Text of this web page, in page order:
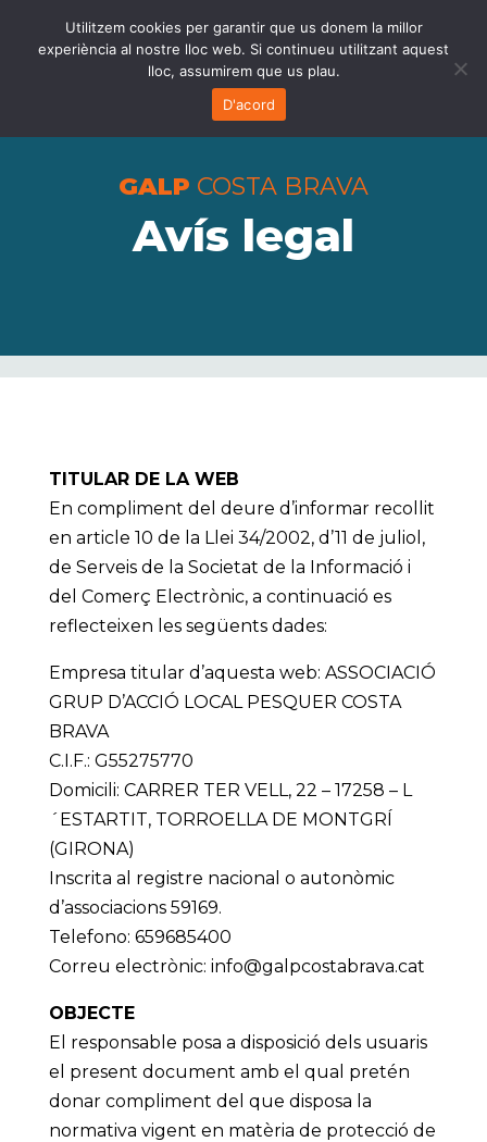
GALP COSTA BRAVA
Avís legal
TITULAR DE LA WEB
En compliment del deure d’informar recollit
en article 10 de la Llei 34/2002, d’11 de juliol,
de Serveis de la Societat de la Informació i
del Comerç Electrònic, a continuació es
reflecteixen les següents dades:
Empresa titular d’aquesta web: ASSOCIACIÓ
GRUP D’ACCIÓ LOCAL PESQUER COSTA
BRAVA
C.I.F.: G55275770
Domicili: CARRER TER VELL, 22 – 17258 – L
´ESTARTIT, TORROELLA DE MONTGRÍ
(GIRONA)
Inscrita al registre nacional o autonòmic
d’associacions 59169.
Telefono: 659685400
Correu electrònic: info@galpcostabrava.cat
OBJECTE
El responsable posa a disposició dels usuaris
el present document amb el qual pretén
donar compliment del que disposa la
normativa vigent en matèria de protecció de
Utilitzem cookies per garantir que us donem la millor
experiència al nostre lloc web. Si continueu utilitzant aquest
lloc, assumirem que us plau.
D'acord